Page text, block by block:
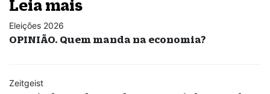
Leia mais
Eleições 2026
OPINIÃO. Quem manda na economia?
Zeitgeist